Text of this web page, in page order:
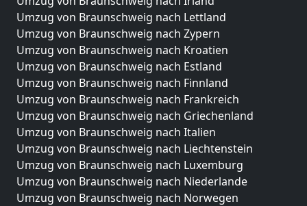
Umzug von Braunschweig nach Lettland
Umzug von Braunschweig nach Zypern
Umzug von Braunschweig nach Kroatien
Umzug von Braunschweig nach Estland
Umzug von Braunschweig nach Finnland
Umzug von Braunschweig nach Frankreich
Umzug von Braunschweig nach Griechenland
Umzug von Braunschweig nach Italien
Umzug von Braunschweig nach Liechtenstein
Umzug von Braunschweig nach Luxemburg
Umzug von Braunschweig nach Niederlande
Umzug von Braunschweig nach Norwegen